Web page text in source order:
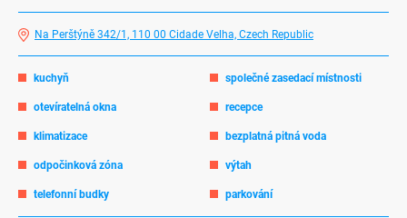
Na Perštýně 342/1, 110 00 Cidade Velha, Czech Republic
kuchyň společné zasedací místnosti
otevíratelná okna recepce
klimatizace bezplatná pitná voda
odpočinková zóna výtah
telefonní budky parkování